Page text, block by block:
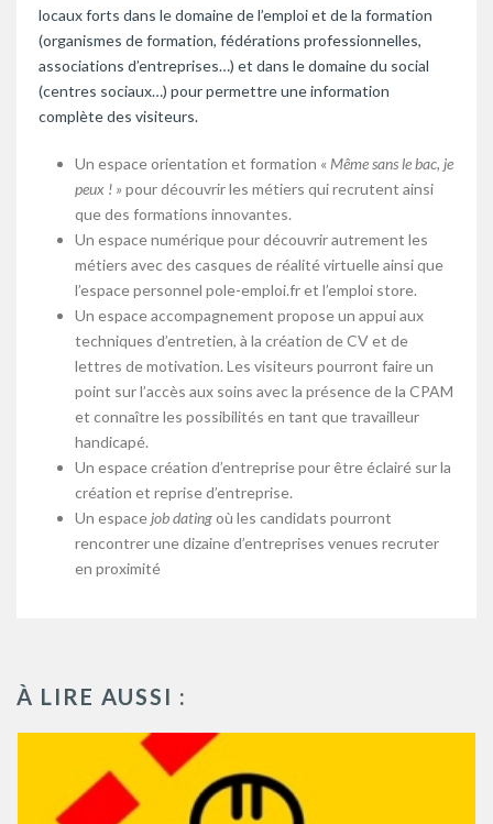
locaux forts dans le domaine de l’emploi et de la formation
(organismes de formation, fédérations professionnelles,
associations d’entreprises…) et dans le domaine du social
(centres sociaux…) pour permettre une information
complète des visiteurs.
Un espace orientation et formation « Même sans le bac, je
peux ! » pour découvrir les métiers qui recrutent ainsi
que des formations innovantes.
Un espace numérique pour découvrir autrement les
métiers avec des casques de réalité virtuelle ainsi que
l’espace personnel pole-emploi.fr et l’emploi store.
Un espace accompagnement propose un appui aux
techniques d’entretien, à la création de CV et de
lettres de motivation. Les visiteurs pourront faire un
point sur l’accès aux soins avec la présence de la CPAM
et connaître les possibilités en tant que travailleur
handicapé.
Un espace création d’entreprise pour être éclairé sur la
création et reprise d’entreprise.
Un espacejob datingoù les candidats pourront
rencontrer une dizaine d’entreprises venues recruter
en proximité
À LIRE AUSSI :